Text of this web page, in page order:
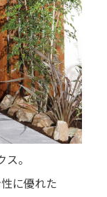
。
に優れた